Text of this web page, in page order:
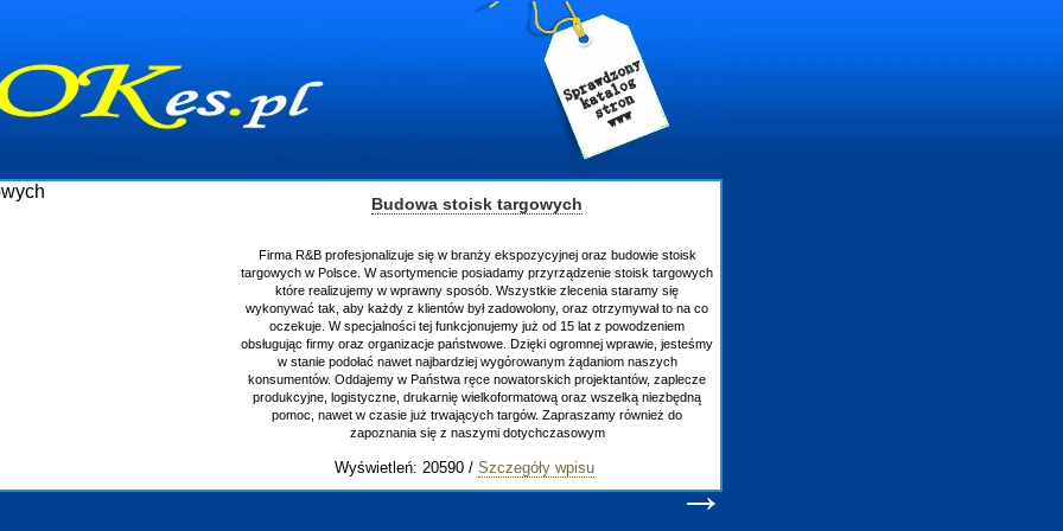
Budowa stoisk targowych
Firma R&B profesjonalizuje się w branży ekspozycyjnej oraz budowie stoisk
targowych w Polsce. W asortymencie posiadamy przyrządzenie stoisk targowych
które realizujemy w wprawny sposób. Wszystkie zlecenia staramy się
wykonywać tak, aby każdy z klientów był zadowolony, oraz otrzymywał to na co
oczekuje. W specjalności tej funkcjonujemy już od 15 lat z powodzeniem
obsługując firmy oraz organizacje państwowe. Dzięki ogromnej wprawie, jesteśmy
w stanie podołać nawet najbardziej wygórowanym żądaniom naszych
konsumentów. Oddajemy w Państwa ręce nowatorskich projektantów, zaplecze
produkcyjne, logistyczne, drukarnię wielkoformatową oraz wszelką niezbędną
pomoc, nawet w czasie już trwających targów. Zapraszamy również do
zapoznania się z naszymi dotychczasowym
Wyświetleń: 20590 / Szczegóły wpisu
→